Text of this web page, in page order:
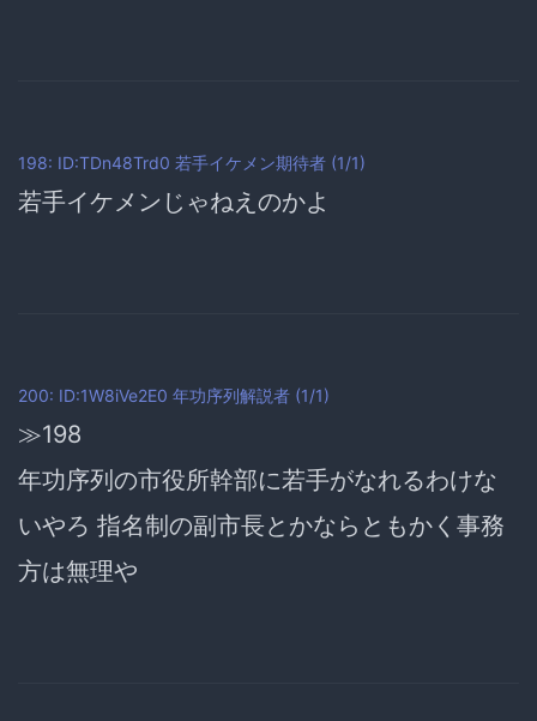
198: ID:TDn48Trd0 若手イケメン期待者 (1/1)
若手イケメンじゃねえのかよ
200: ID:1W8iVe2E0 年功序列解説者 (1/1)
≫198
年功序列の市役所幹部に若手がなれるわけな
いやろ 指名制の副市長とかならともかく事務
方は無理や